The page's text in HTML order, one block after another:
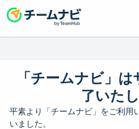
「チームナビ」
了いた
平素より「チームナビ」をご利用
いました。